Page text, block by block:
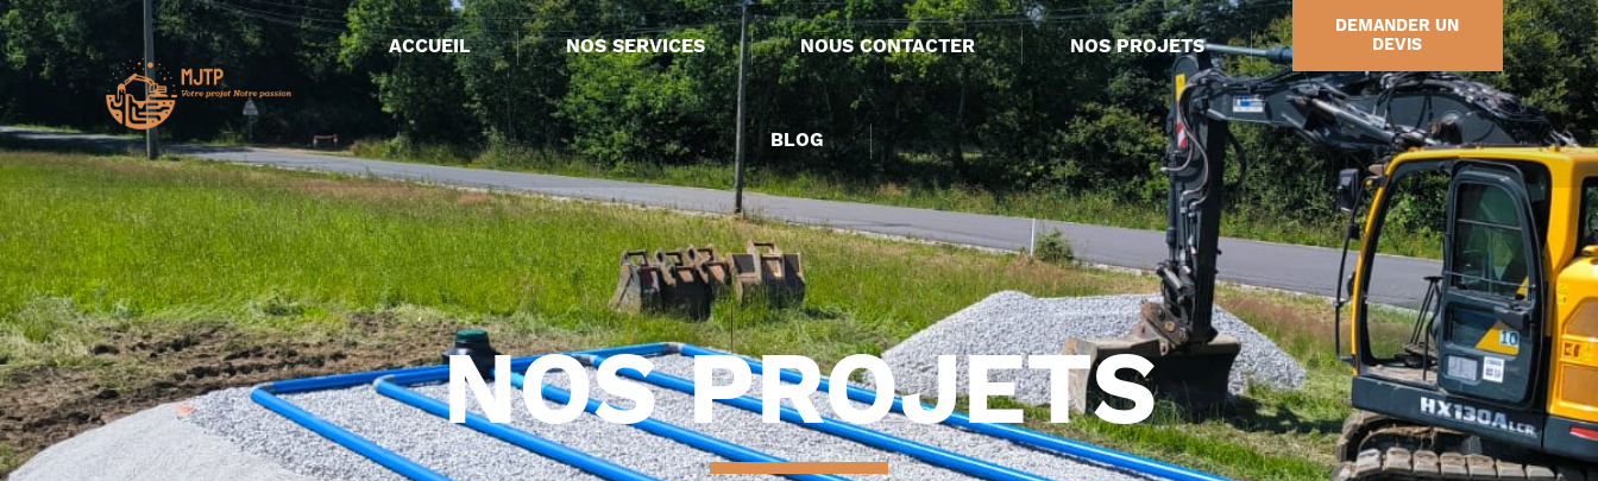
ACCUEIL NOS SERVICES NOUS CONTACTER NOS PROJETS
BLOG
DEMANDER UN
DEVIS
NOS PROJETS